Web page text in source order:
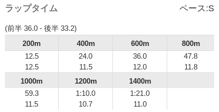
ラップタイム ペース:S
(前半 36.0 - 後半 33.2)
200m
400m 600m
800m
12.5
12.5
24.0
11.5
36.0
12.0
47.8
11.8
1000m
1200m
1400m
59.3
11.5
1:10.0
10.7
1:21.0
11.0